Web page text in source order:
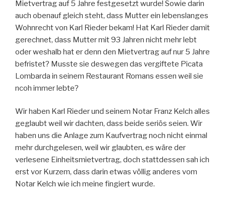
Mietvertrag auf 5 Jahre festgesetzt wurde! Sowie darin
auch obenauf gleich steht, dass Mutter ein lebenslanges
Wohnrecht von Karl Rieder bekam! Hat Karl Rieder damit
gerechnet, dass Mutter mit 93 Jahren nicht mehr lebt
oder weshalb hat er denn den Mietvertrag auf nur 5 Jahre
befristet? Musste sie deswegen das vergiftete Picata
Lombarda in seinem Restaurant Romans essen weil sie
ncoh immer lebte?
Wir haben Karl Rieder und seinem Notar Franz Kelch alles
geglaubt weil wir dachten, dass beide seriös seien. Wir
haben uns die Anlage zum Kaufvertrag noch nicht einmal
mehr durchgelesen, weil wir glaubten, es wäre der
verlesene Einheitsmietvertrag, doch stattdessen sah ich
erst vor Kurzem, dass darin etwas völlig anderes vom
Notar Kelch wie ich meine fingiert wurde.